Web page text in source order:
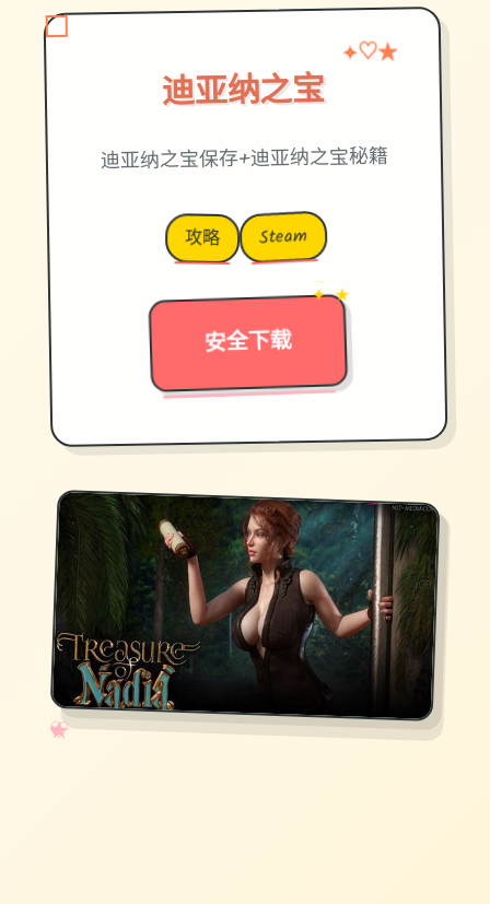
迪亚纳之宝
✦♡★
迪亚纳之宝保存+迪亚纳之宝秘籍
攻略 Steam
安全下载
→
✦ ★
✧
♡
★
♥